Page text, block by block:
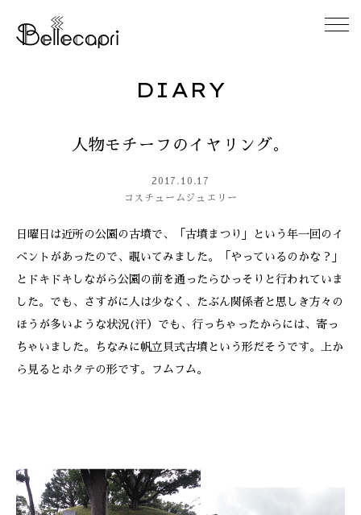
ACCESS
GALLERY
DIARY
CONTACT
DIARY
人物モチーフのイヤリング。
2017.10.17
コスチュームジュエリー
日曜日は近所の公園の古墳で、「古墳まつり」という年一回のイ
ベントがあったので、覗いてみました。「やっているのかな？」
とドキドキしながら公園の前を通ったらひっそりと行われていま
した。でも、さすがに人は少なく、たぶん関係者と思しき方々の
ほうが多いような状況(汗）でも、行っちゃったからには、寄っ
ちゃいました。ちなみに帆立貝式古墳という形だそうです。上か
ら見るとホタテの形です。フムフム。